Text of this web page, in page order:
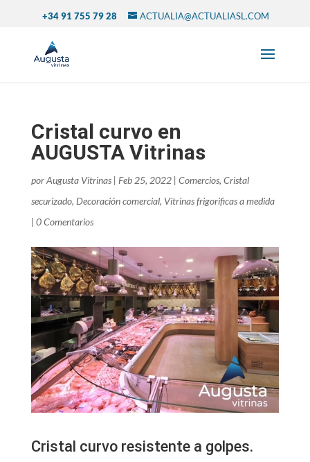
+34 91 755 79 28 ACTUALIA@ACTUALIASL.COM
Cristal curvo en
AUGUSTA Vitrinas
porAugusta Vitrinas| Feb 25, 2022| Comercios, Cristal
securizado, Decoración comercial, Vitrinas frigorificas a medida
| 0 Comentarios
Cristal curvo resistente a golpes.